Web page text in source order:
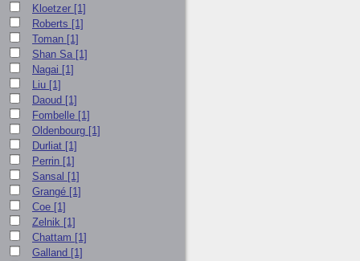
Kloetzer [1]
Roberts [1]
Toman [1]
Shan Sa [1]
Nagai [1]
Liu [1]
Daoud [1]
Fombelle [1]
Oldenbourg [1]
Durliat [1]
Perrin [1]
Sansal [1]
Grangé [1]
Coe [1]
Zelnik [1]
Chattam [1]
Galland [1]